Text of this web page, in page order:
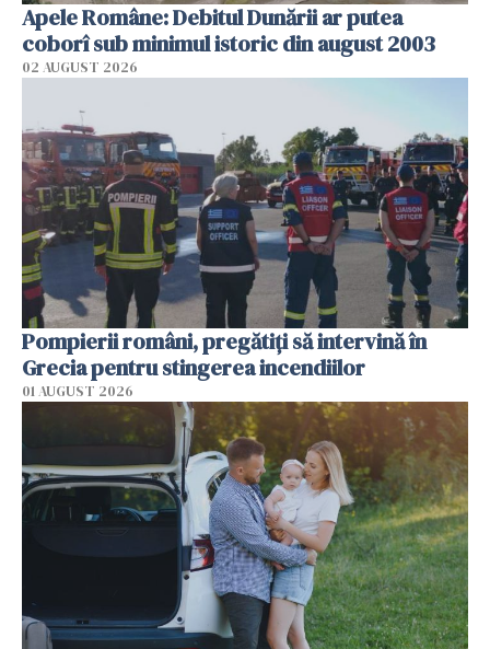
Apele Române: Debitul Dunării ar putea
coborî sub minimul istoric din august 2003
02 AUGUST 2026
Pompierii români, pregătiţi să intervină în
Grecia pentru stingerea incendiilor
01 AUGUST 2026